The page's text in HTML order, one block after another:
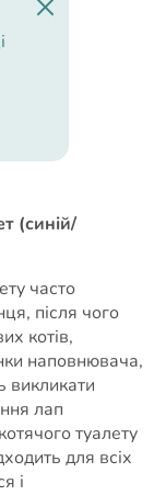
(синій/
часто
після чого
котів,
наповнювача,
лап
туалету
для всіх
і